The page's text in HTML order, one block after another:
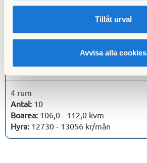
Tillåt urval
Avvisa alla cookies
2 rum
39,0 - 60,0 kvm
Hyra:6239 - 11724 kr/mån
4 rum
Antal: 10
Boarea: 106,0 - 112,0 kvm
Hyra: 12730 - 13056 kr/mån